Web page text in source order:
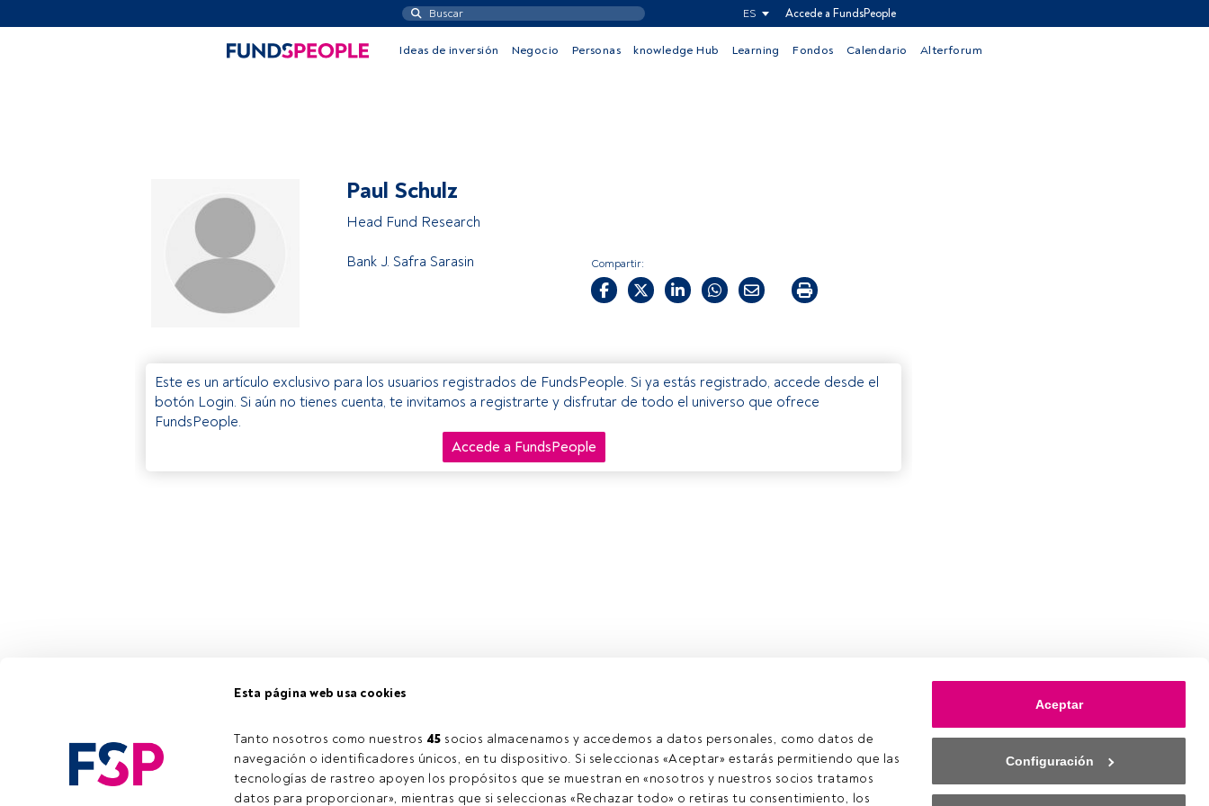
Esta página web usa cookies
Tanto nosotros como nuestros 45 socios almacenamos y accedemos a datos personales, como datos de
navegación o identificadores únicos, en tu dispositivo. Si seleccionas «Aceptar» estarás permitiendo que las
tecnologías de rastreo apoyen los propósitos que se muestran en «nosotros y nuestros socios tratamos
datos para proporcionar», mientras que si seleccionas «Rechazar todo» o retiras tu consentimiento, los
Aceptar
Configuración
ES Accede a FundsPeople
Ideas de inversión Negocio Personas knowledge Hub Learning Fondos Calendario Alterforum
Paul Schulz
Head Fund Research
Bank J. Safra Sarasin Compartir:
Este es un artículo exclusivo para los usuarios registrados de FundsPeople. Si ya estás registrado, accede desde el
botón Login. Si aún no tienes cuenta, te invitamos a registrarte y disfrutar de todo el universo que ofrece
FundsPeople.
Accede a FundsPeople